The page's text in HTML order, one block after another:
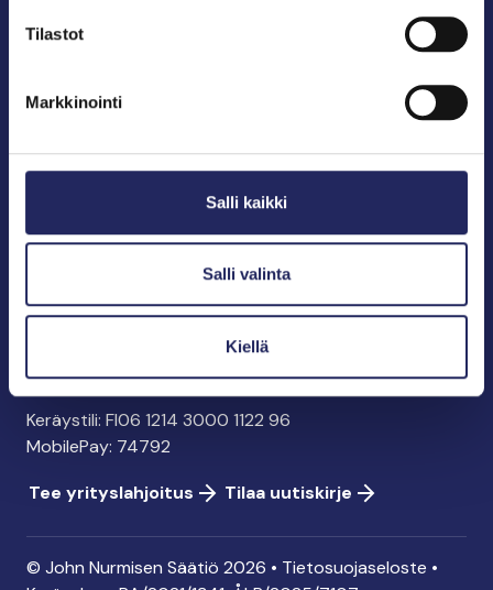
Tilastot
Markkinointi
Salli kaikki
Salli valinta
Kiellä
John Nurmisen Säätiö on Itämeren suojelija, meren
info@jnfoundation.fi
Kaikki yhteystiedot
Tee lahjoitus
Keräystili: FI06 1214 3000 1122 96
MobilePay: 74792
Tee yrityslahjoitus
Tilaa uutiskirje
© John Nurmisen Säätiö 2026 • Tietosuojaseloste •